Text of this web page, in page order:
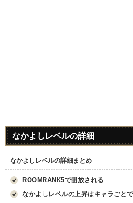
なかよしレベルの詳細
なかよしレベルの詳細まとめ
ROOMRANK5で開放される
なかよしレベルの上昇はキャラごと